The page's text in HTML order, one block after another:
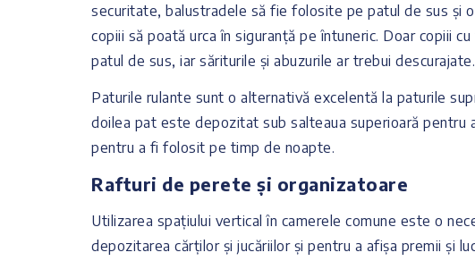
securitate, balustradele să fie folosite pe patul de sus și
copiii să poată urca în siguranță pe întuneric. Doar copiii
patul de sus, iar săriturile și abuzurile ar trebui descurajate.
Paturile rulante sunt o alternativă excelentă la paturile
doilea pat este depozitat sub salteaua superioară pentru
pentru a fi folosit pe timp de noapte.
Rafturi de perete și organizatoare
Utilizarea spațiului vertical în camerele comune este o
depozitarea cărților și jucăriilor și pentru a afișa premii și